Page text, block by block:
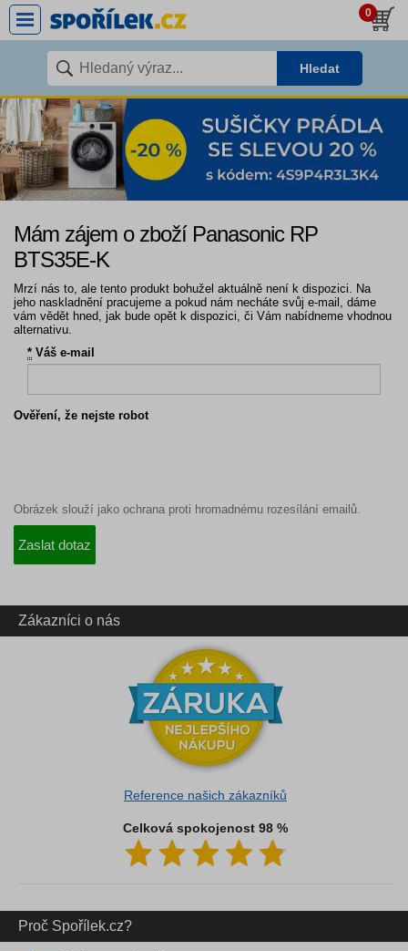
0
Hledat
Mám zájem o zboží Panasonic RP
BTS35E-K
Mrzí nás to, ale tento produkt bohužel aktuálně není k dispozici. Na
jeho naskladnění pracujeme a pokud nám necháte svůj e-mail, dáme
vám vědět hned, jak bude opět k dispozici, či Vám nabídneme vhodnou
alternativu.
* Váš e-mail
Ověření, že nejste robot
Obrázek slouží jako ochrana proti hromadnému rozesílání emailů.
Zákazníci o nás
Reference našich zákazníků
Celková spokojenost 98 %
Proč Spořílek.cz?